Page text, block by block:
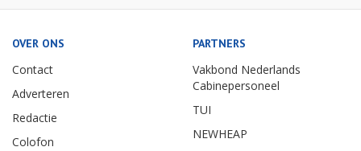
OVER ONS
Contact
Adverteren
Redactie
Colofon
PARTNERS
Vakbond Nederlands
Cabinepersoneel
TUI
NEWHEAP